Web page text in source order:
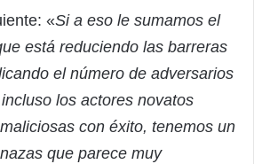
«Si a eso le sumamos el
está reduciendo las barreras
el número de adversarios
los actores novatos
con éxito, tenemos un
que parece muy